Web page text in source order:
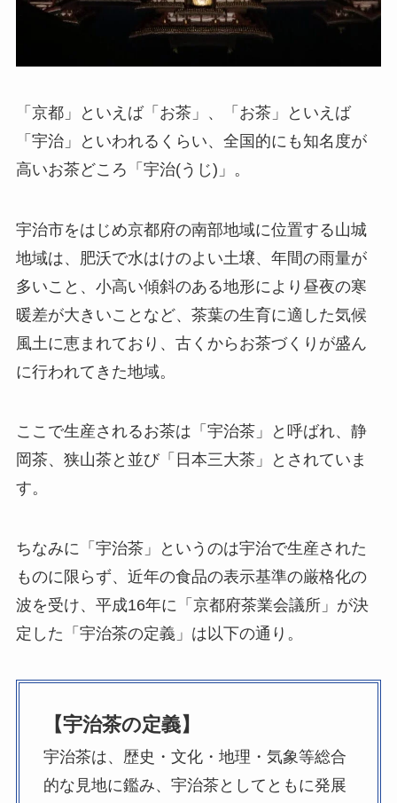
「京都」といえば「お茶」、「お茶」といえば
「宇治」といわれるくらい、全国的にも知名度が
高いお茶どころ「宇治(うじ)」。
宇治市をはじめ京都府の南部地域に位置する山城
地域は、肥沃で水はけのよい土壌、年間の雨量が
多いこと、小高い傾斜のある地形により昼夜の寒
暖差が大きいことなど、茶葉の生育に適した気候
風土に恵まれており、古くからお茶づくりが盛ん
に行われてきた地域。
ここで生産されるお茶は「宇治茶」と呼ばれ、静
岡茶、狭山茶と並び「日本三大茶」とされていま
す。
ちなみに「宇治茶」というのは宇治で生産された
ものに限らず、近年の食品の表示基準の厳格化の
波を受け、平成16年に「京都府茶業会議所」が決
定した「宇治茶の定義」は以下の通り。
【宇治茶の定義】
宇治茶は、歴史・文化・地理・気象等総合
的な見地に鑑み、宇治茶としてともに発展